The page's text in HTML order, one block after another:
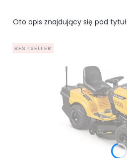
Oto opis znajdujący się pod
BESTSELLER